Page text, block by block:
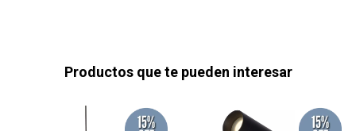
Productos que te pueden interesar